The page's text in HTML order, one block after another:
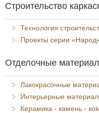
Строительство
Технология
Проекты серии
Отделочные
Лакокрасочные
Интерьерные
Керамика - камень -